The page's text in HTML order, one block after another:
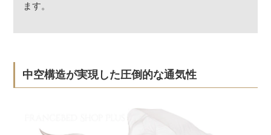
ます。
中空構造が実現した圧倒的な通気性